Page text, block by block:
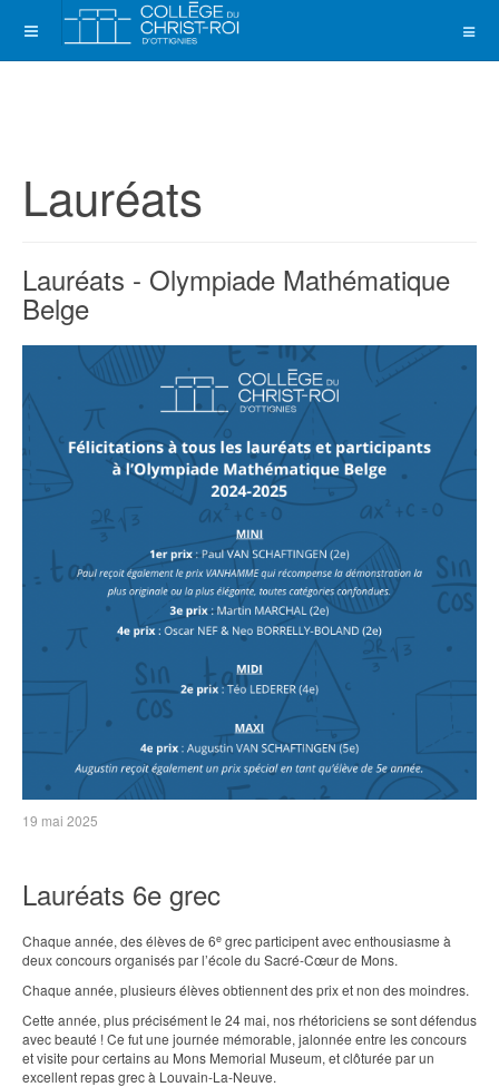
Lauréats
Lauréats - Olympiade Mathématique
Belge
19 mai 2025
Lauréats 6e grec
Chaque année, des élèves de 6e grec participent avec enthousiasme à
deux concours organisés par l’école du Sacré-Cœur de Mons.
Chaque année, plusieurs élèves obtiennent des prix et non des moindres.
Cette année, plus précisément le 24 mai, nos rhétoriciens se sont défendus
avec beauté ! Ce fut une journée mémorable, jalonnée entre les concours
et visite pour certains au Mons Memorial Museum, et clôturée par un
excellent repas grec à Louvain-La-Neuve.